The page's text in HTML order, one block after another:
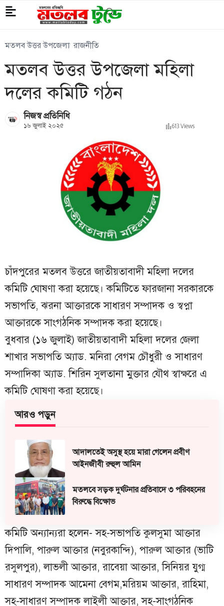
মতলব উত্তর উপজেলা রাজনীতি
মতলব উত্তর উপজেলা মহিলা
দলের কমিটি গঠন
নিজস্ব প্রতিনিধি
১৬ জুলাই ২০২৫ 613 Views
চাঁদপুরের মতলব উত্তরে জাতীয়তাবাদী মহিলা দলের
কমিটি ঘোষণা করা হয়েছে। কমিটিতে ফারজানা সরকারকে
সভাপতি, ঝরনা আক্তারকে সাধারণ সম্পাদক ও স্বপ্না
আক্তারকে সাংগঠনিক সম্পাদক করা হয়েছে।
বুধবার (১৬ জুলাই) জাতীয়তাবাদী মহিলা দলের জেলা
শাখার সভাপতি অ্যাড. মনিরা বেগম চৌধুরী ও সাধারণ
সম্পাদিকা অ্যাড. শিরিন সুলতানা মুক্তার যৌথ স্বাক্ষরে এ
কমিটি ঘোষণা করা হয়েছে।
আরও পড়ুন
আদালতেই অসুস্থ হয়ে মারা গেলেন প্রবীণ
আইনজীবী রুহুল আমিন
মতলবে সড়ক দুর্ঘটনার প্রতিবাদে ৩ পরিবহনের
বিরুদ্ধে বিক্ষোভ
কমিটি অন্যান্যরা হলেন- সহ-সভাপতি কুলসুমা আক্তার
দিপালি, পারুল আক্তার (নবুরকান্দি), পারুল আক্তার (ভাটি
রসুলপুর), লাভলী আক্তার, রাবেয়া আক্তার, সিনিয়র যুগ্ম
সাধারণ সম্পাদক আমেনা বেগম,মরিয়ম আক্তার, রাহিমা,
সহ-সাধারণ সম্পাদক লাইলী আক্তার, সহ-সাংগঠনিক